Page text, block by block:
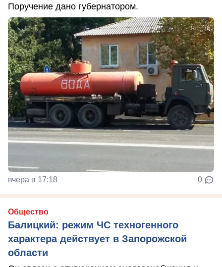
Поручение дано губернатором.
вчера в 17:18 0
Общество
Балицкий: режим ЧС техногенного
характера действует в Запорожской
области